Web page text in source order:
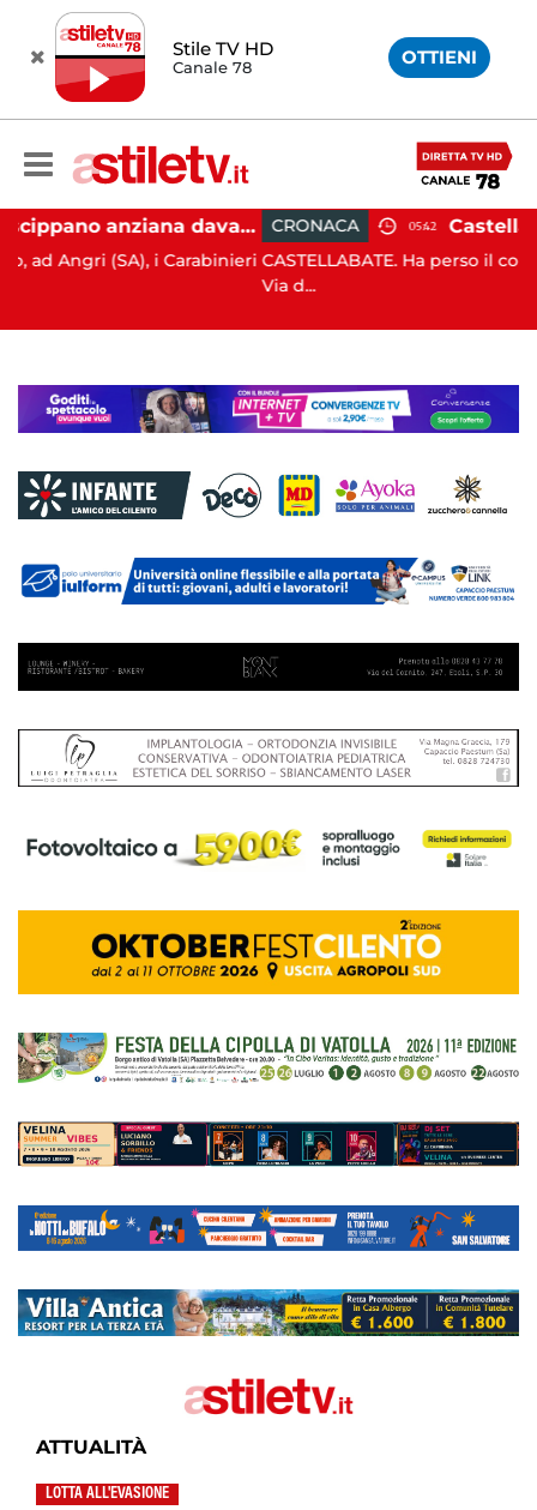
Stile TV HD
Canale 78 OTTIENI
Angri, scippano anziana davanti ad un negozio: tre arresti
i Carabinieri
CRONACA 05:42
CASTELLABATE. Ha perso il controllo della
ATTUALITÀ
LOTTA ALL'EVASIONE